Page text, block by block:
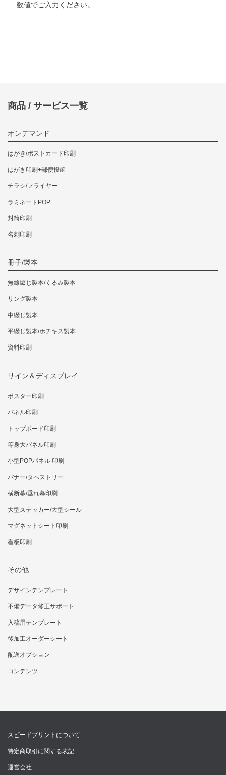
数値でご入力ください。
商品 / サービス一覧
オンデマンド
はがき/ポストカード印刷
はがき印刷+郵便投函
チラシ/フライヤー
ラミネートPOP
封筒印刷
名刺印刷
冊子/製本
無線綴じ製本/くるみ製本
リング製本
中綴じ製本
平綴じ製本/ホチキス製本
資料印刷
サイン＆ディスプレイ
ポスター印刷
パネル印刷
トップボード印刷
等身大パネル印刷
小型POPパネル 印刷
バナー/タペストリー
横断幕/垂れ幕印刷
大型ステッカー/大型シール
マグネットシート印刷
看板印刷
その他
デザインテンプレート
不備データ修正サポート
入稿用テンプレート
後加工オーダーシート
配送オプション
コンテンツ
スピードプリントについて
特定商取引に関する表記
運営会社